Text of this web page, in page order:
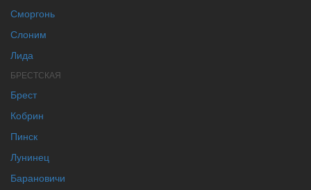
Сморгонь
Слоним
Лида
БРЕСТСКАЯ
Брест
Кобрин
Пинск
Лунинец
Барановичи